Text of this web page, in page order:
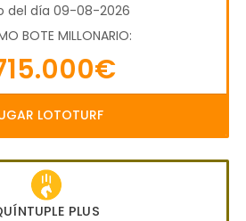
del día 09-08-2026
BOTE MILLONARIO:
LOTOTURF
PLUS